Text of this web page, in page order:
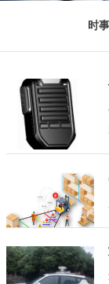
时
2023
06-12